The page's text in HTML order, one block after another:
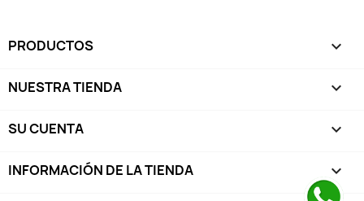
PRODUCTOS 
NUESTRA TIENDA 
SU CUENTA 
INFORMACIÓN DE LA TIENDA keyboard_arrow_down